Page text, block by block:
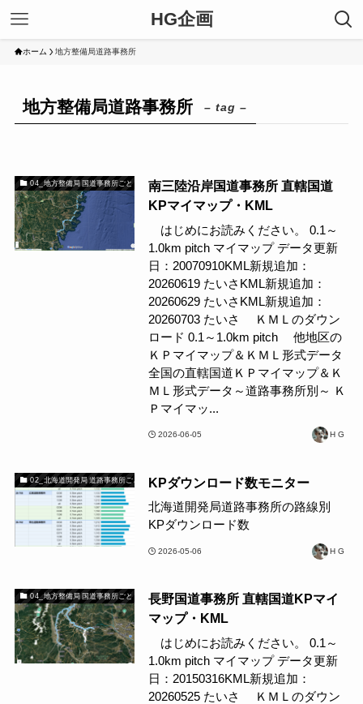
HG企画
ホーム 地方整備局道路事務所
地方整備局道路事務所 – tag –
04_地方整備局 国道事務所ごと
南三陸沿岸国道事務所 直轄国道
KPマイマップ・KML
はじめにお読みください。 0.1～
1.0km pitch マイマップ データ更新
日：20070910KML新規追加：
20260619 たいさKML新規追加：
20260629 たいさKML新規追加：
20260703 たいさ ＫＭＬのダウン
ロード 0.1～1.0km pitch 他地区の
ＫＰマイマップ＆ＫＭＬ形式データ
全国の直轄国道ＫＰマイマップ＆Ｋ
ＭＬ形式データ～道路事務所別～ Ｋ
Ｐマイマッ...
2026-06-05 H G
02_北海道開発局 道路事務所ごと KPダウンロード数モニター
北海道開発局道路事務所の路線別
KPダウンロード数
2026-05-06 H G
04_地方整備局 国道事務所ごと
長野国道事務所 直轄国道KPマイ
マップ・KML
はじめにお読みください。 0.1～
1.0km pitch マイマップ データ更新
日：20150316KML新規追加：
20260525 たいさ ＫＭＬのダウン